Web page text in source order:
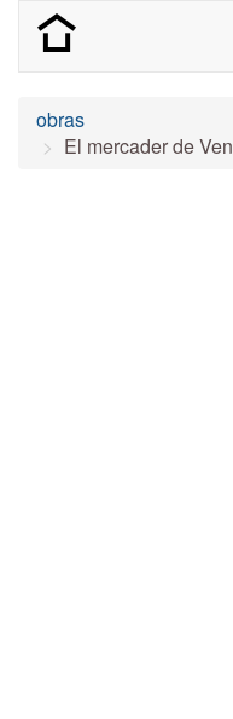
obras
El mercader de